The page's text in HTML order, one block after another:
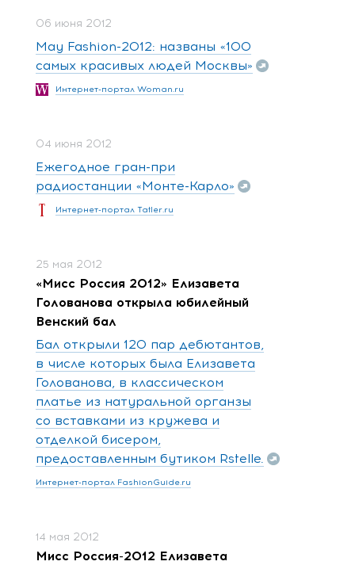
06 июня 2012
May Fashion-2012: названы «100
самых красивых людей Москвы»
Интернет-портал Woman.ru
04 июня 2012
Ежегодное гран-при
радиостанции «Монте-Карло»
Интернет-портал Tatler.ru
25 мая 2012
«Мисс Россия 2012» Елизавета
Голованова открыла юбилейный
Венский бал
Бал открыли 120 пар дебютантов,
в числе которых была Елизавета
Голованова, в классическом
платье из натуральной органзы
со вставками из кружева и
отделкой бисером,
предоставленным бутиком Rstelle.
Интернет-портал FashionGuide.ru
14 мая 2012
Мисс Россия-2012 Елизавета